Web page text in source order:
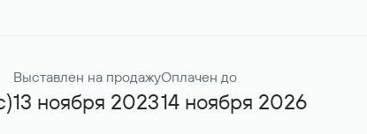
Выставлен на продажу
13 ноября 2023
Оплачен до
14 ноября 2026